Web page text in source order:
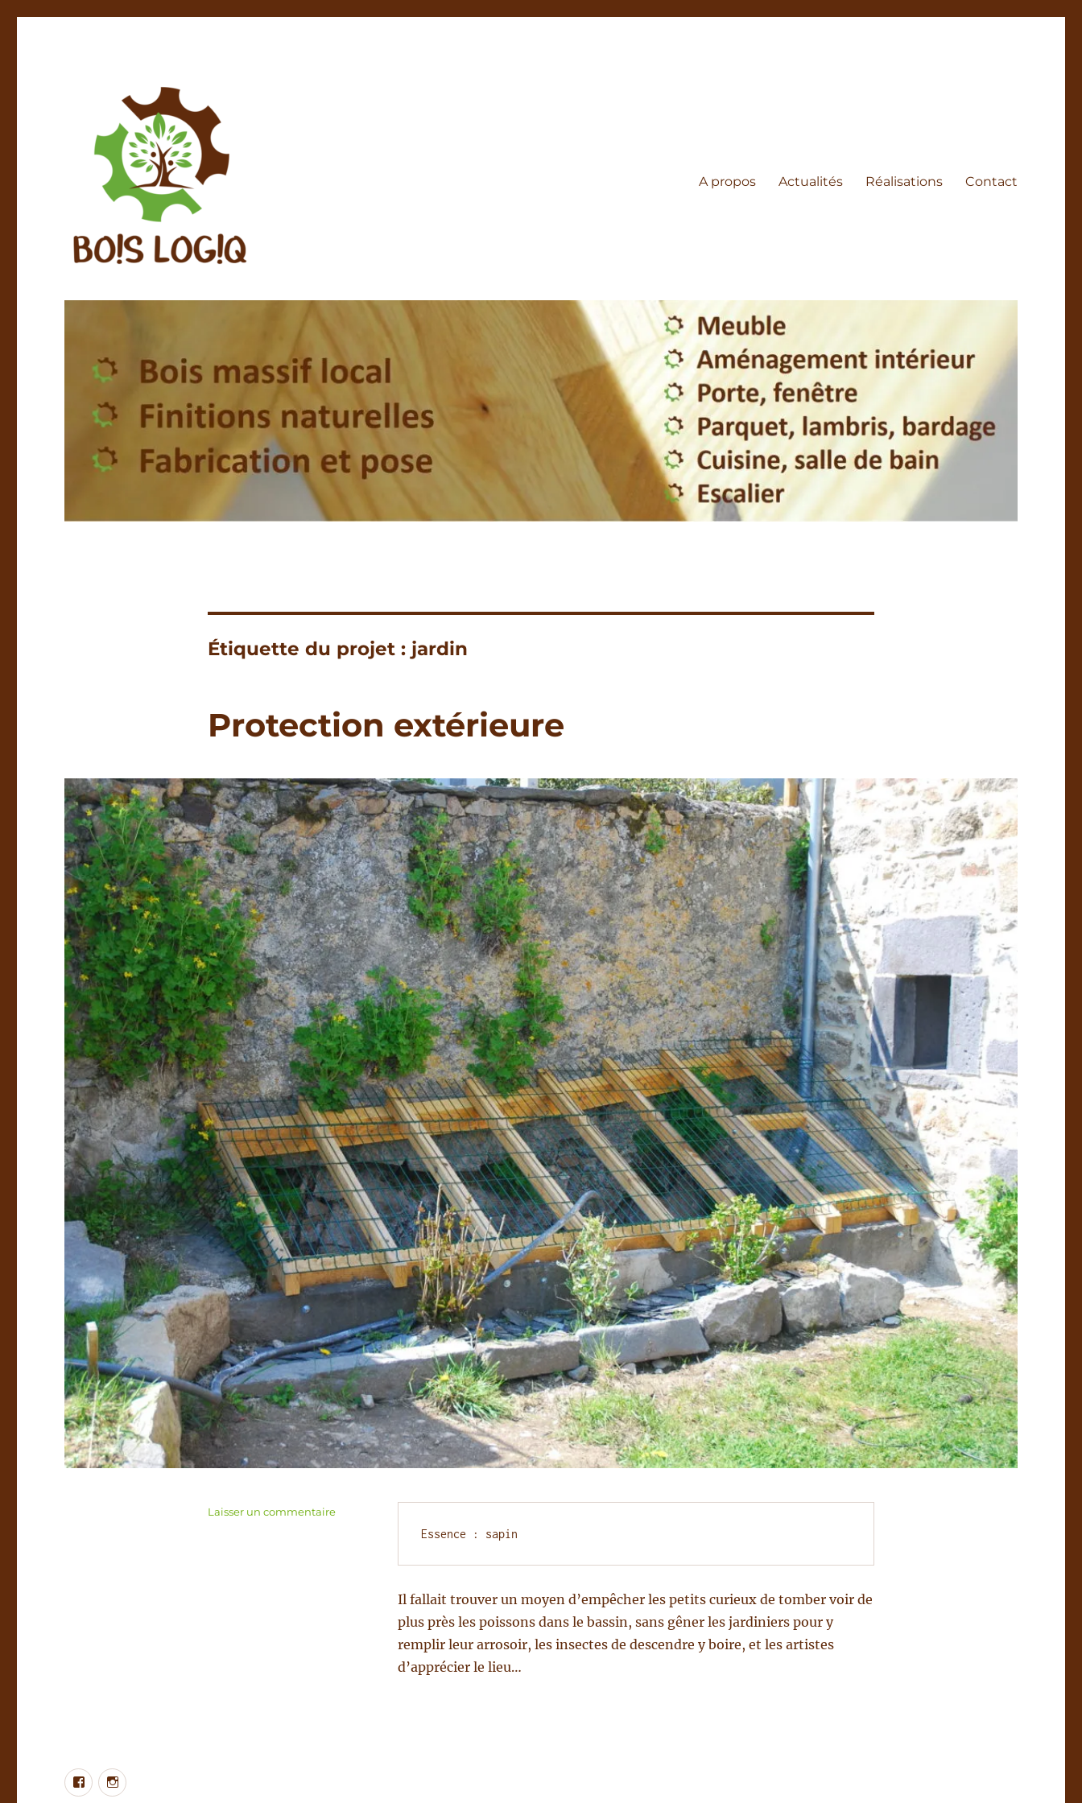
BOIS LOGIQ
A propos Actualités Réalisations Contact
Étiquette du projet : jardin
Protection extérieure
Essence : sapin
Il fallait trouver un moyen d’empêcher les petits curieux de tomber voir de
plus près les poissons dans le bassin, sans gêner les jardiniers pour y
remplir leur arrosoir, les insectes de descendre y boire, et les artistes
d’apprécier le lieu…
Laisser un commentairesur
FacebookInstagram